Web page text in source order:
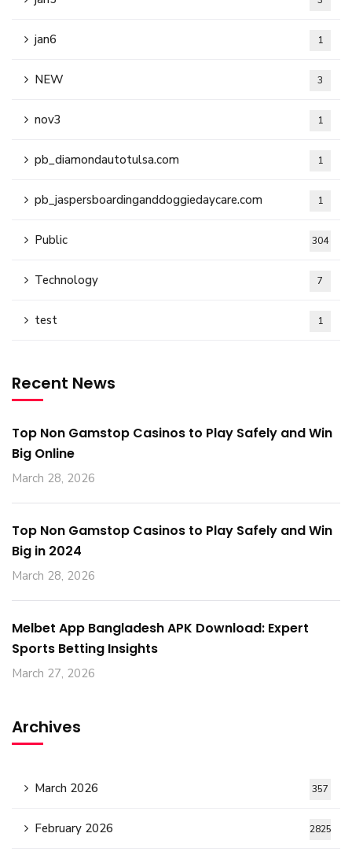
jan6 1
NEW 3
nov3 1
pb_diamondautotulsa.com 1
pb_jaspersboardinganddoggiedaycare.com 1
Public 304
Technology 7
test 1
Recent News
Top Non Gamstop Casinos to Play Safely and Win
Big Online
March 28, 2026
Top Non Gamstop Casinos to Play Safely and Win
Big in 2024
March 28, 2026
Melbet App Bangladesh APK Download: Expert
Sports Betting Insights
March 27, 2026
Archives
March 2026 357
February 2026 2825